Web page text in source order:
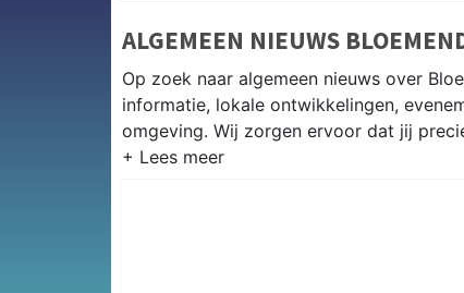
ALGEMEEN NIEUWS
Op zoek naar algemeen nieuws over
informatie, lokale ontwikkelingen,
omgeving. Wij zorgen ervoor dat jij
Van werkzaamheden op de N201 en de
Zee en het weersbericht voor de